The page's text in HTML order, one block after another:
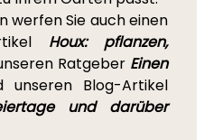
werfen Sie auch einen
Houx: pflanzen,
Ratgeber Einen
Blog-Artikel
und darüber